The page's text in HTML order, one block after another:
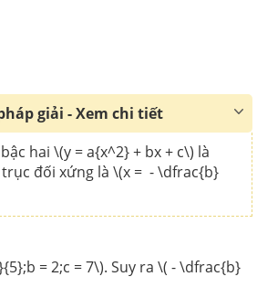
giải - Xem chi tiết
hai \(y = a{x^2} + bx + c\) là
đối xứng là \(x = - \dfrac{b}
= 2;c = 7\). Suy ra \( - \dfrac{b}